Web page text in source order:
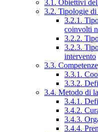
3.1. Obiettivi
3.2. Tipologie di
3.2.1.
coinvolti
3.2.2.
3.2.3.
intervento
3.3.
3.3.1.
3.3.2.
3.4. Metodo di
3.4.1.
3.4.2.
3.4.3.
3.4.4.